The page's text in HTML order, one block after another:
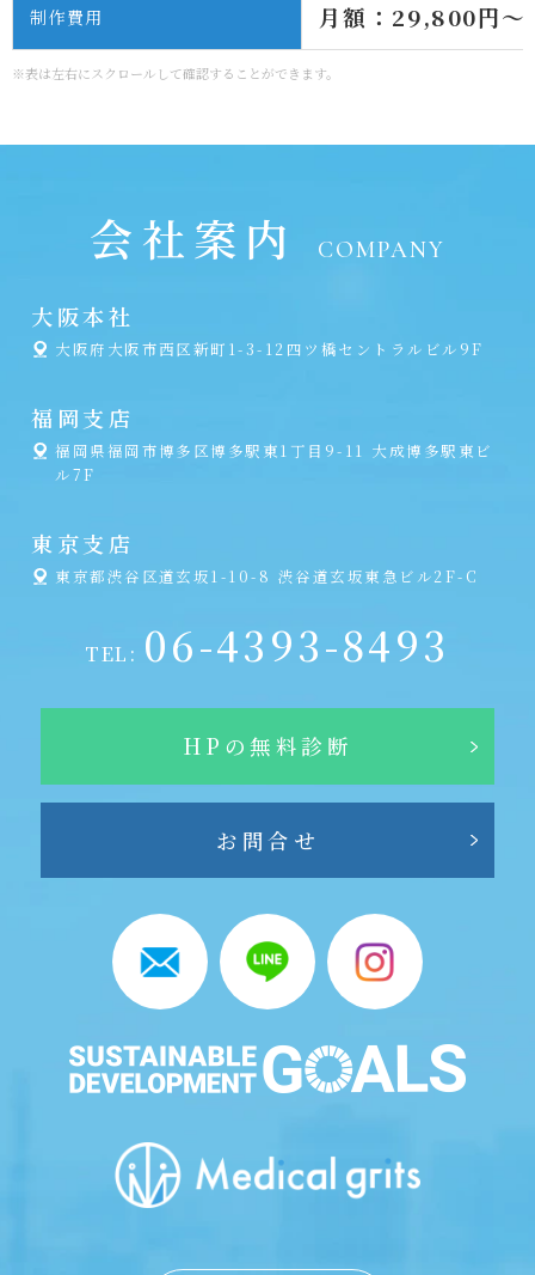
制作費用 月額：29,800円〜
※表は左右にスクロールして確認することができます。
会社案内 COMPANY
大阪本社
大阪府大阪市西区新町1-3-12四ツ橋セントラルビル9F
福岡支店
福岡県福岡市博多区博多駅東1丁目9-11 大成博多駅東ビ
ル7F
東京支店
東京都渋谷区道玄坂1-10-8 渋谷道玄坂東急ビル2F-C
TEL: 06-4393-8493
HPの無料診断
お問合せ